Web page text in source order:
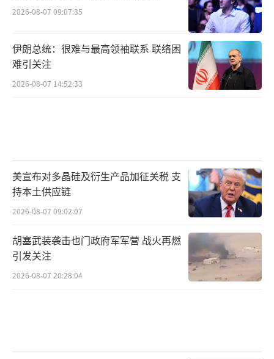
2026-08-07 09:07:35
伊朗总统：很难与最高领袖联系 联络困
难引关注
2026-08-07 14:52:33
美宣布对多晶硅及衍生产品加征关税 支
持本土供应链
2026-08-07 09:02:07
胡塞武装袭击也门政府军军营 战火再燃
引发关注
2026-08-07 20:28:04